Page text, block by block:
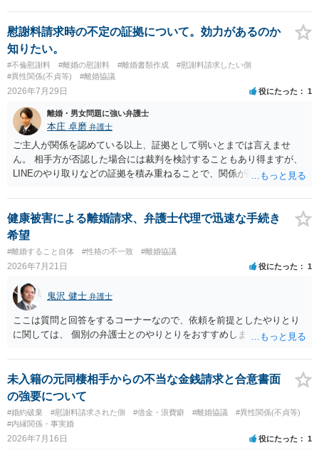
慰謝料請求時の不定の証拠について。効力があるのか
知りたい。
#不倫慰謝料 #離婚の慰謝料 #離婚書類作成
#慰謝料請求したい側
#異性関係(不貞等)
#離婚協議
2026年7月29日 役にたった 1
離婚・男女問題に強い弁護士
本庄 卓磨 弁護士
ご主人が関係を認めている以上、証拠として弱いとまでは言えませ
ん。 相手方が否認した場合には裁判を検討することもあり得ますが、
LINEのやり取りなどの証拠を積み重ねることで、関係が認定される余
個別の事情によりますので、お早めに弁護士に相談されることをおす
すめします。
健康被害による離婚請求、弁護士代理で迅速な手続き
希望
#離婚すること自体 #性格の不一致 #離婚協議
2026年7月21日 役にたった 1
鬼沢 健士 弁護士
ここは質問と回答をするコーナーなので、依頼を前提としたやりとり
に関しては、 個別の弁護士とのやりとりをおすすめします。
未入籍の元同棲相手からの不当な金銭請求と合意書面
の強要について
#婚約破棄 #慰謝料請求された側 #借金・浪費癖 #離婚協議
#異性関係(不貞等)
#内縁関係・事実婚
2026年7月16日 役にたった 1